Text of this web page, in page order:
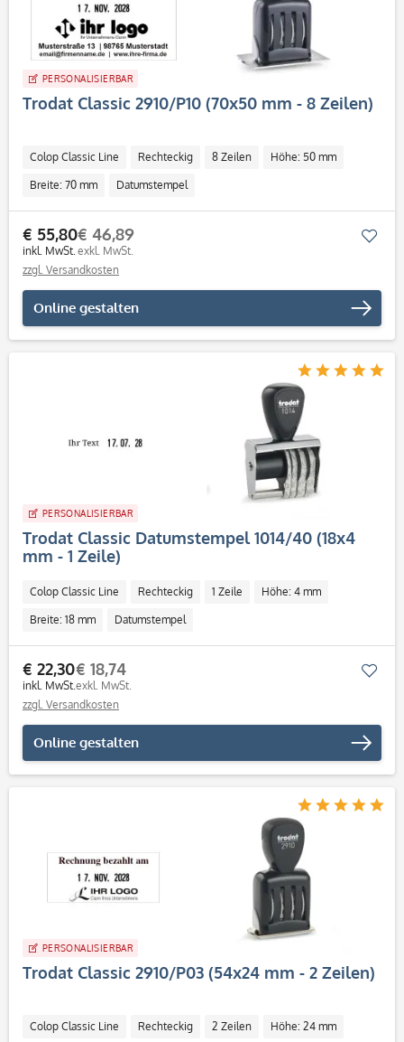
PERSONALISIERBAR
Trodat Classic 2910/P10 (70x50 mm - 8 Zeilen)
Colop Classic Line Rechteckig 8 Zeilen Höhe: 50 mm
Breite: 70 mm Datumstempel
€ 55,80
inkl. MwSt.
€ 46,89
exkl. MwSt.
zzgl. Versandkosten
Online gestalten
PERSONALISIERBAR
Trodat Classic Datumstempel 1014/40 (18x4
mm - 1 Zeile)
Colop Classic Line Rechteckig 1 Zeile Höhe: 4 mm
Breite: 18 mm Datumstempel
€ 22,30
inkl. MwSt.
€ 18,74
exkl. MwSt.
zzgl. Versandkosten
Online gestalten
PERSONALISIERBAR
Trodat Classic 2910/P03 (54x24 mm - 2 Zeilen)
Colop Classic Line Rechteckig 2 Zeilen Höhe: 24 mm